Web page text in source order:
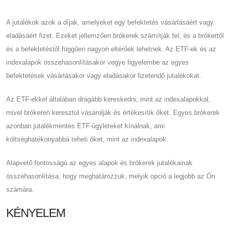
A jutalékok azok a díjak, amelyeket egy befektetés vásárlásáért vagy
eladásáért fizet. Ezeket jellemzően brókerek számítják fel, és a brókertől
és a befektetéstől függően nagyon eltérőek lehetnek. Az ETF-ek és az
indexalapok összehasonlításakor vegye figyelembe az egyes
befektetések vásárlásakor vagy eladásakor fizetendő jutalékokat.
Az ETF-ekkel általában drágább kereskedni, mint az indexalapokkal,
mivel brókeren keresztül vásárolják és értékesítik őket. Egyes brókerek
azonban jutalékmentes ETF-ügyleteket kínálnak, ami
költséghatékonyabbá teheti őket, mint az indexalapok.
Alapvető fontosságú az egyes alapok és brókerek jutalékainak
összehasonlítása, hogy meghatározzuk, melyik opció a legjobb az Ön
számára.
KÉNYELEM